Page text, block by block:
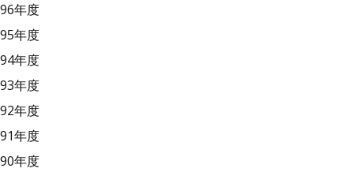
96年度
95年度
94年度
93年度
92年度
91年度
90年度